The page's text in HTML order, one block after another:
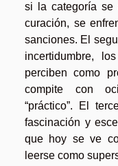
si la categoría se
curación, se
sanciones. El
incertidumbre,
perciben como
compite con
“práctico”. El
fascinación y
que hoy se ve
leerse como